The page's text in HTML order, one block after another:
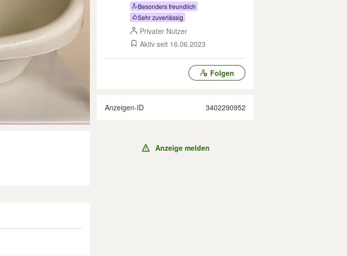
Besonders freundlich
Sehr zuverlässig
Privater Nutzer
Aktiv seit 16.06.2023
Folgen
Anzeigen-ID 3402290952
Anzeige melden